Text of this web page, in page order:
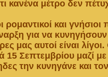
κανένα μέτρο δεν
και γνήσιοι
για να
μας αυτοί είναι
15 Σεπτεμβρίου μαζί
την κυνηγάνε και